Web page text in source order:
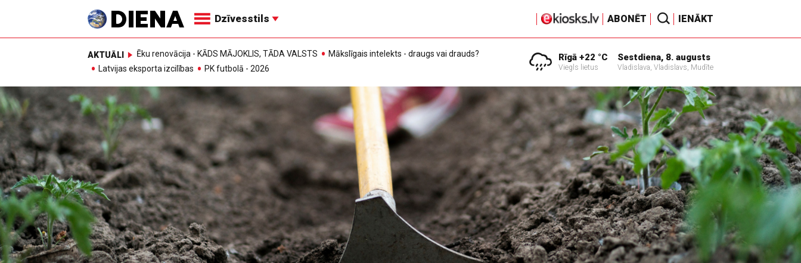
Dzīvesstils ABONĒT IENĀKT
AKTUĀLI Ēku renovācija - KĀDS MĀJOKLIS, TĀDA VALSTS
Mākslīgais intelekts - draugs vai drauds?
Latvijas eksporta izcilības
PK futbolā - 2026
Rīgā +22 °C
Viegls lietus
Sestdiena, 8. augusts
Vladislava, Vladislavs, Mudīte